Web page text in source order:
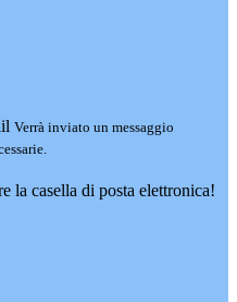
Verrà inviato un messaggio
la casella di posta elettronica!